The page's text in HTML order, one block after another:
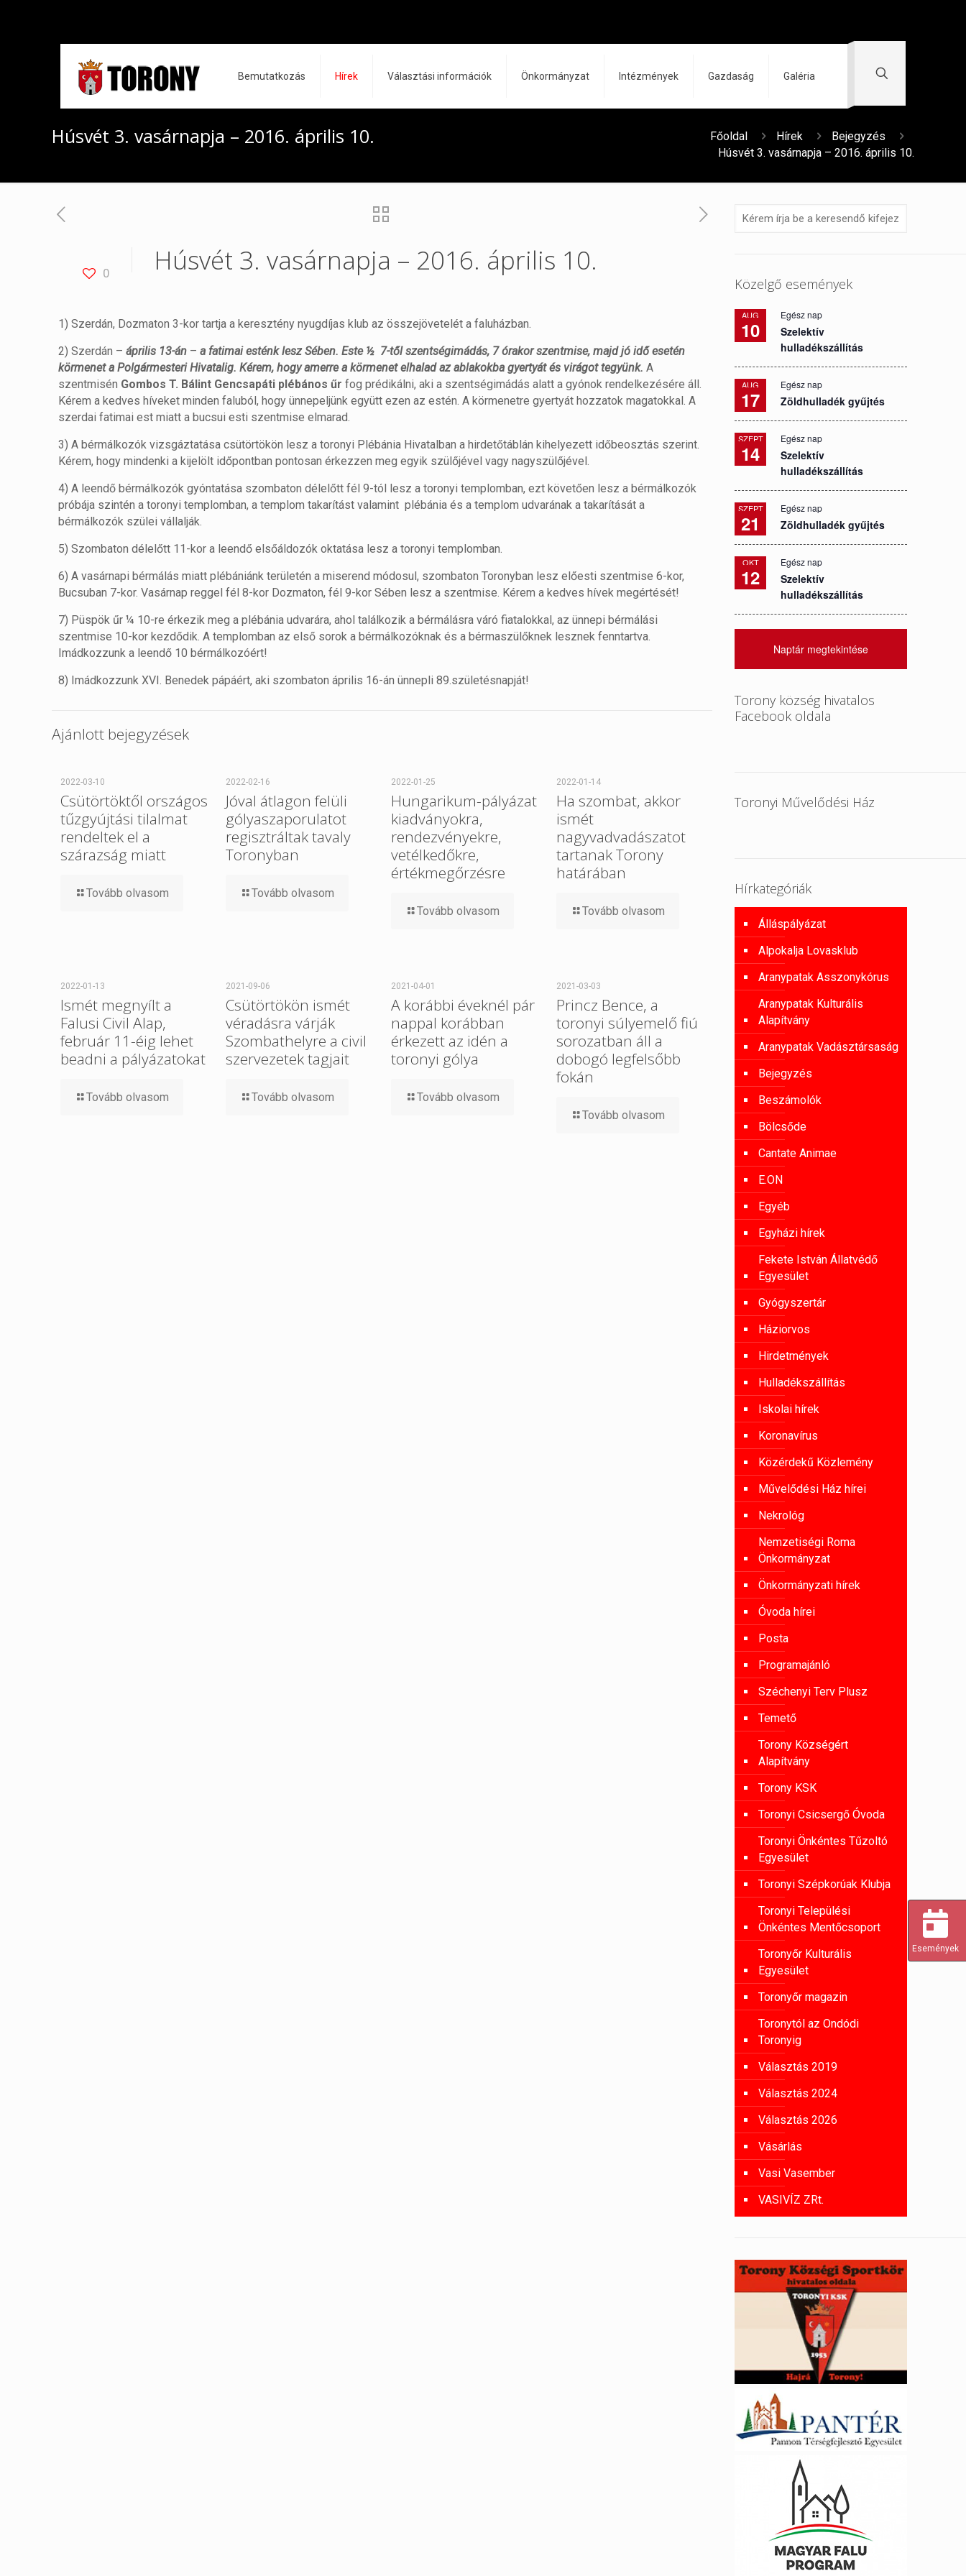
Bemutatkozás Hírek Választási információk Önkormányzat Intézmények Gazdaság Galéria
Húsvét 3. vasárnapja – 2016. április 10. Főoldal Hírek
Bejegyzés
Húsvét 3. vasárnapja – 2016. április 10.
0 Húsvét 3. vasárnapja – 2016. április 10.
1) Szerdán, Dozmaton 3-kor tartja a keresztény nyugdíjas klub az összejövetelét a faluházban.
2) Szerdán –április 13-án –a fatimai esténk lesz Sében. Este ½ 7-től szentségimádás, 7 órakor szentmise, majd jó idő esetén
körmenet a Polgármesteri Hivatalig. Kérem, hogy amerre a körmenet elhalad az ablakokba gyertyát és virágot tegyünk. A
szentmisén Gombos T. Bálint Gencsapáti plébános űr fog prédikálni, aki a szentségimádás alatt a gyónok rendelkezésére áll.
Kérem a kedves híveket minden faluból, hogy ünnepeljünk együtt ezen az estén. A körmenetre gyertyát hozzatok magatokkal. A
szerdai fatimai est miatt a bucsui esti szentmise elmarad.
3) A bérmálkozók vizsgáztatása csütörtökön lesz a toronyi Plébánia Hivatalban a hirdetőtáblán kihelyezett időbeosztás szerint.
Kérem, hogy mindenki a kijelölt időpontban pontosan érkezzen meg egyik szülőjével vagy nagyszülőjével.
4) A leendő bérmálkozók gyóntatása szombaton délelőtt fél 9-tól lesz a toronyi templomban, ezt követően lesz a bérmálkozók
próbája szintén a toronyi templomban, a templom takarítást valamint plébánia és a templom udvarának a takarítását a
bérmálkozók szülei vállalják.
5) Szombaton délelőtt 11-kor a leendő elsőáldozók oktatása lesz a toronyi templomban.
6) A vasárnapi bérmálás miatt plébániánk területén a miserend módosul, szombaton Toronyban lesz előesti szentmise 6-kor,
Bucsuban 7-kor. Vasárnap reggel fél 8-kor Dozmaton, fél 9-kor Sében lesz a szentmise. Kérem a kedves hívek megértését!
7) Püspök űr ¼ 10-re érkezik meg a plébánia udvarára, ahol találkozik a bérmálásra váró fiatalokkal, az ünnepi bérmálási
szentmise 10-kor kezdődik. A templomban az első sorok a bérmálkozóknak és a bérmaszülőknek lesznek fenntartva.
Imádkozzunk a leendő 10 bérmálkozóért!
8) Imádkozzunk XVI. Benedek pápáért, aki szombaton április 16-án ünnepli 89.születésnapját!
Ajánlott bejegyzések
2022-03-10
Csütörtöktől országos
tűzgyújtási tilalmat
rendeltek el a
szárazság miatt
Tovább olvasom
2022-02-16
Jóval átlagon felüli
gólyaszaporulatot
regisztráltak tavaly
Toronyban
Tovább olvasom
2022-01-25
Hungarikum-pályázat
kiadványokra,
rendezvényekre,
vetélkedőkre,
értékmegőrzésre
Tovább olvasom
2022-01-14
Ha szombat, akkor
ismét
nagyvadvadászatot
tartanak Torony
határában
Tovább olvasom
2022-01-13
Ismét megnyílt a
Falusi Civil Alap,
február 11-éig lehet
beadni a pályázatokat
Tovább olvasom
2021-09-06
Csütörtökön ismét
véradásra várják
Szombathelyre a civil
szervezetek tagjait
Tovább olvasom
2021-04-01
A korábbi éveknél pár
nappal korábban
érkezett az idén a
toronyi gólya
Tovább olvasom
2021-03-03
Princz Bence, a
toronyi súlyemelő fiú
sorozatban áll a
dobogó legfelsőbb
fokán
Tovább olvasom
Közelgő események
AUG
10
Egész nap
Szelektív
hulladékszállítás
AUG
17
Egész nap
Zöldhulladék gyűjtés
SZEPT
14
Egész nap
Szelektív
hulladékszállítás
SZEPT
21
Egész nap
Zöldhulladék gyűjtés
OKT
12
Egész nap
Szelektív
hulladékszállítás
Naptár megtekintése
Torony község hivatalos
Facebook oldala
Toronyi Művelődési Ház
Hírkategóriák
Álláspályázat
Alpokalja Lovasklub
Aranypatak Asszonykórus
Aranypatak Kulturális
Alapítvány
Aranypatak Vadásztársaság
Bejegyzés
Beszámolók
Bölcsőde
Cantate Animae
E.ON
Egyéb
Egyházi hírek
Fekete István Állatvédő
Egyesület
Gyógyszertár
Háziorvos
Hirdetmények
Hulladékszállítás
Iskolai hírek
Koronavírus
Közérdekű Közlemény
Művelődési Ház hírei
Nekrológ
Nemzetiségi Roma
Önkormányzat
Önkormányzati hírek
Óvoda hírei
Posta
Programajánló
Széchenyi Terv Plusz
Temető
Torony Községért
Alapítvány
Torony KSK
Toronyi Csicsergő Óvoda
Toronyi Önkéntes Tűzoltó
Egyesület
Toronyi Szépkorúak Klubja
Toronyi Települési
Önkéntes Mentőcsoport
Toronyőr Kulturális
Egyesület
Toronyőr magazin
Toronytól az Ondódi
Toronyig
Választás 2019
Választás 2024
Választás 2026
Vásárlás
Vasi Vasember
VASIVÍZ ZRt.
Események